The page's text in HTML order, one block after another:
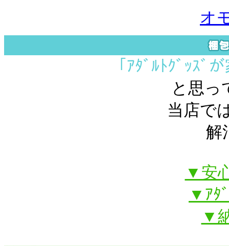
オ
｢ｱﾀﾞﾙﾄｸﾞｯｽﾞ
と思っ
当店で
解
▼安
▼ｱﾀ
▼